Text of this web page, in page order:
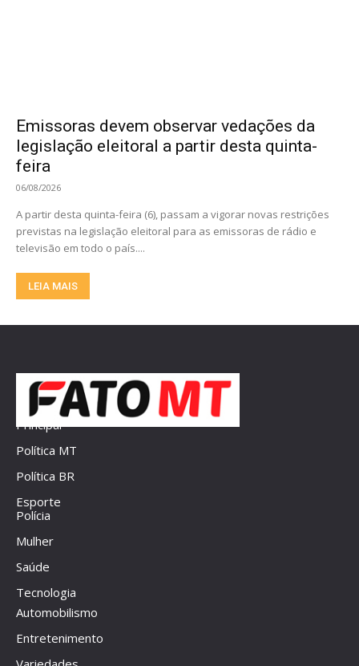
Emissoras devem observar vedações da
legislação eleitoral a partir desta quinta-
feira
06/08/2026
A partir desta quinta-feira (6), passam a vigorar novas restrições
previstas na legislação eleitoral para as emissoras de rádio e
televisão em todo o país....
LEIA MAIS
Principal
Política MT
Política BR
Esporte
Polícia
Mulher
Saúde
Tecnologia
Automobilismo
Entretenimento